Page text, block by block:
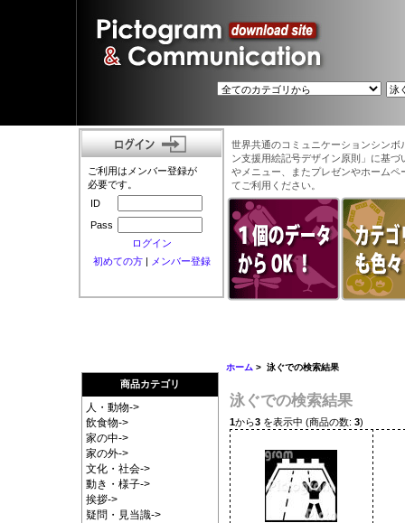
ご利用はメンバー登録が
必要です。
ID
Pass
ログイン
初めての方| メンバー登録
世界共通のコミュニケーションシン
ン支援用絵記号デザイン原則」に基
やメニュー、またプレゼンやホーム
てご利用ください。
商品カテゴリ
人・動物->
飲食物->
家の中->
家の外->
文化・社会->
動き・様子->
挨拶->
疑問・見当識->
ホーム > 泳ぐでの検索結果
泳ぐでの検索結果
1から3を表示中 (商品の数: 3)